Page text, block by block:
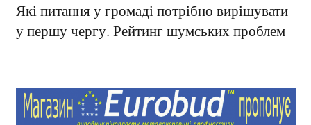
Які питання у громаді потрібно вирішувати
у першу чергу. Рейтинг шумських проблем